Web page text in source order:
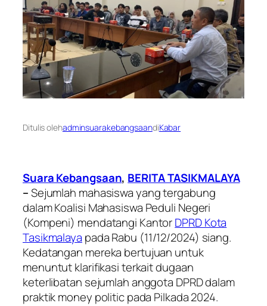
Ditulis olehadminsuarakebangsaandiKabar
Suara Kebangsaan, BERITA TASIKMALAYA
–Sejumlah mahasiswa yang tergabung
dalam Koalisi Mahasiswa Peduli Negeri
(Kompeni) mendatangi KantorDPRD Kota
Tasikmalaya pada Rabu (11/12/2024) siang.
Kedatangan mereka bertujuan untuk
menuntut klarifikasi terkait dugaan
keterlibatan sejumlah anggota DPRD dalam
praktik money politic pada Pilkada 2024.